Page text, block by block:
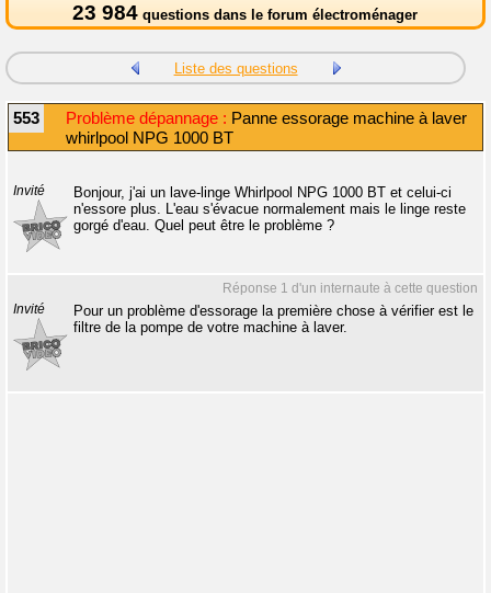
23 984 questions dans le forum électroménager
Liste des questions
553 Problème dépannage : Panne essorage machine à laver
whirlpool NPG 1000 BT
Invité
Bonjour, j'ai un lave-linge Whirlpool NPG 1000 BT et celui-ci
n'essore plus. L'eau s'évacue normalement mais le linge reste
gorgé d'eau. Quel peut être le problème ?
Réponse 1 d'un internaute à cette question
Invité
Pour un problème d'essorage la première chose à vérifier est le
filtre de la pompe de votre machine à laver.